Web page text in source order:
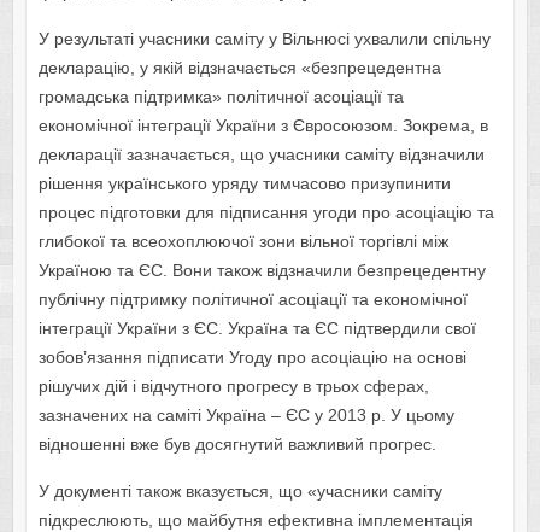
У результаті учасники саміту у Вільнюсі ухвалили спільну
декларацію, у якій відзначається «безпрецедентна
громадська підтримка» політичної асоціації та
економічної інтеграції України з Євросоюзом. Зокрема, в
декларації зазначається, що учасники саміту відзначили
рішення українського уряду тимчасово призупинити
процес підготовки для підписання угоди про асоціацію та
глибокої та всеохоплюючої зони вільної торгівлі між
Україною та ЄС. Вони також відзначили безпрецедентну
публічну підтримку політичної асоціації та економічної
інтеграції України з ЄС. Україна та ЄС підтвердили свої
зобов’язання підписати Угоду про асоціацію на основі
рішучих дій і відчутного прогресу в трьох сферах,
зазначених на саміті Україна – ЄС у 2013 р. У цьому
відношенні вже був досягнутий важливий прогрес.
У документі також вказується, що «учасники саміту
підкреслюють, що майбутня ефективна імплементація